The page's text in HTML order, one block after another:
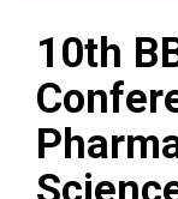
10th